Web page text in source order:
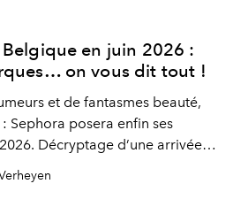
en juin 2026 :
on vous dit tout !
et de fantasmes beauté,
Sephora posera enfin ses
Décryptage d’une arrivée